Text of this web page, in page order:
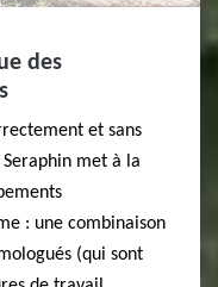
des
et sans
met à la
: une combinaison
(qui sont